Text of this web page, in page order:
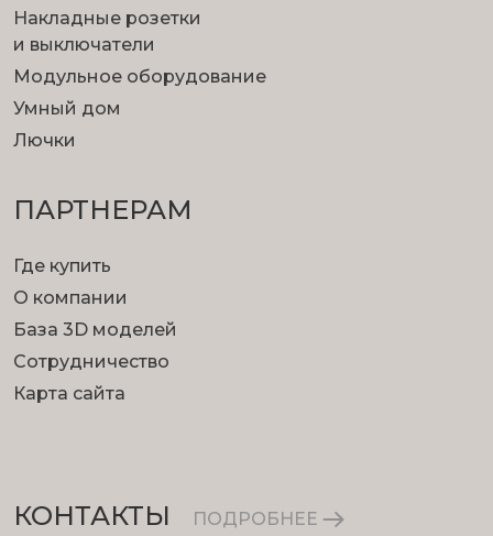
Накладные розетки
и выключатели
Модульное оборудование
Умный дом
Лючки
ПАРТНЕРАМ
Где купить
О компании
База 3D моделей
Сотрудничество
Карта сайта
КОНТАКТЫ ПОДРОБНЕЕ